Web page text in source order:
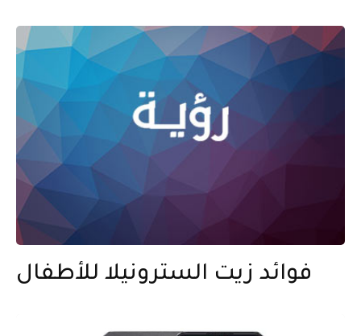
فوائد زيت السترونيلا للأطفال